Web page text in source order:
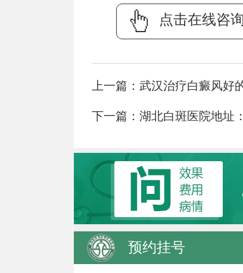
点击在线咨询
上一篇： 武汉治疗白癜风好
下一篇： 湖北白斑医院地址
预约挂号